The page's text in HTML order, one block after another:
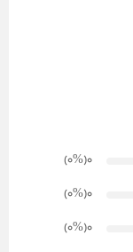
0(۰%
)
0(۰%
)
0(۰%
)